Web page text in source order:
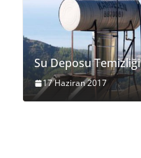
Su Deposu Temizliği
17 Haziran 2017